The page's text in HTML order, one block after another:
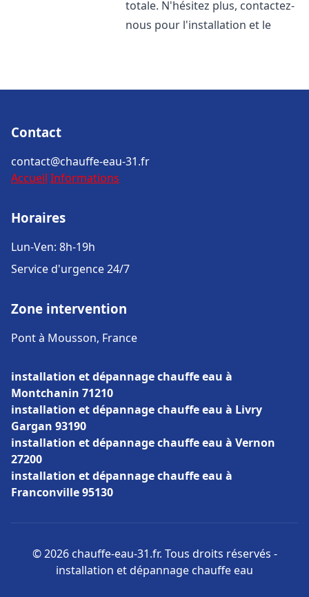
totale. N'hésitez plus, contactez-
nous pour l'installation et le
Contact
contact@chauffe-eau-31.fr
Accueil Informations
Horaires
Lun-Ven: 8h-19h
Service d'urgence 24/7
Zone intervention
Pont à Mousson, France
installation et dépannage chauffe eau à
Montchanin 71210
installation et dépannage chauffe eau à Livry
Gargan 93190
installation et dépannage chauffe eau à Vernon
27200
installation et dépannage chauffe eau à
Franconville 95130
© 2026 chauffe-eau-31.fr. Tous droits réservés -
installation et dépannage chauffe eau